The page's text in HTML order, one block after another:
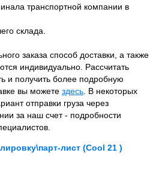
транспортной компании в
склада.
заказа способ доставки, а также
индивидуально. Рассчитать
и получить более подробную
вы можете здесь . В некоторых
отправки груза через
за наш счет - подробности
лист (Cool 21 )